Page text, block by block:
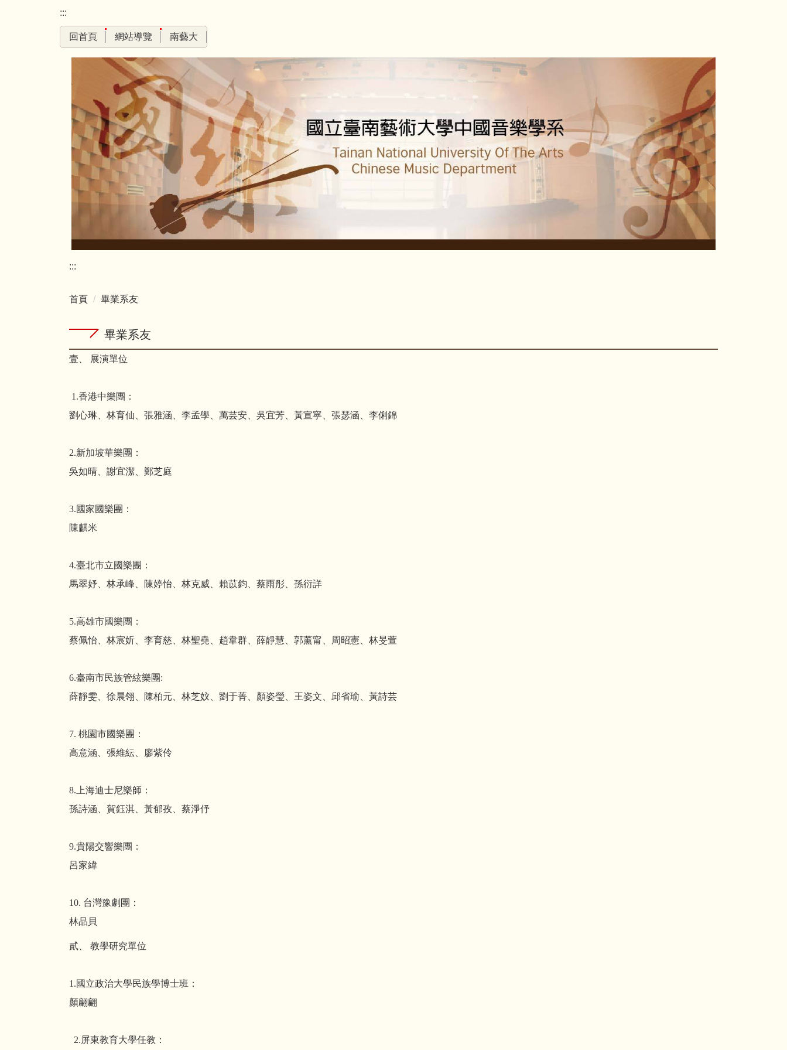
:::
回首頁 網站導覽 南藝大
:::
首頁 畢業系友
畢業系友
壹、 展演單位
1.香港中樂團：
劉心琳、林育仙、張雅涵、李孟學、萬芸安、吳宜芳、黃宣寧、張瑟涵、李俐錦
2.新加坡華樂團：
吳如晴、謝宜潔、鄭芝庭
3.國家國樂團：
陳麒米
4.臺北市立國樂團：
馬翠妤、林承峰、陳婷怡、林克威、賴苡鈞、蔡雨彤、孫衍詳
5.高雄市國樂團：
蔡佩怡、林宸妡、李育慈、林聖堯、趙韋群、薛靜慧、郭薰甯、周昭憲、林旻萱
6.臺南市民族管絃樂團:
薛靜雯、徐晨翎、陳柏元、林芝妏、劉于菁、顏姿瑩、王姿文、邱省瑜、黃詩芸
7. 桃園市國樂團：
高意涵、張維紜、廖紫伶
8.上海迪士尼樂師：
孫詩涵、賀鈺淇、黃郁孜、蔡淨伃
9.貴陽交響樂團：
呂家緯
10. 台灣豫劇團：
林品貝
貳、 教學研究單位
1.國立政治大學民族學博士班：
顏翩翩
2.屏東教育大學任教：